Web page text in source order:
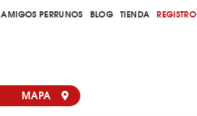
AMIGOS PERRUNOS BLOG TIENDA REGISTRO
MAPA